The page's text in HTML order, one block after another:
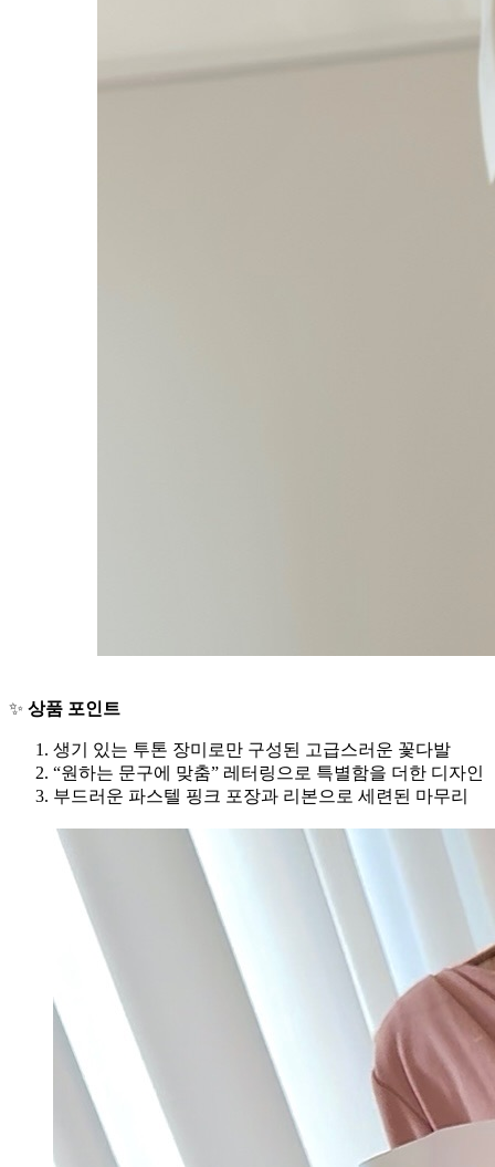
✨ 상품 포인트
생기 있는 투톤 장미로만 구성된 고급스러운 꽃다발
“원하는 문구에 맞춤” 레터링으로 특별함을 더한 디자인
부드러운 파스텔 핑크 포장과 리본으로 세련된 마무리